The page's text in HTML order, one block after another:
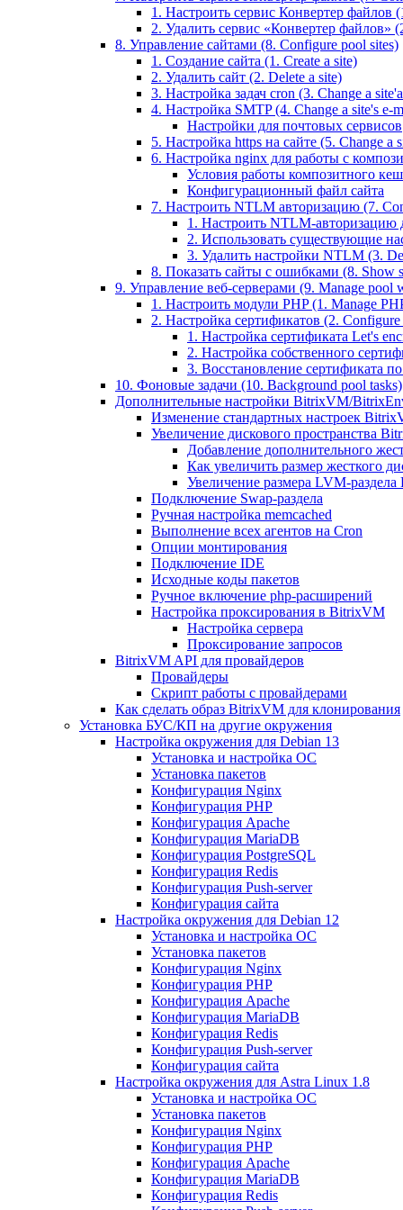
1. Настроить сервис Конвертер файлов
2. Удалить сервис «Конвертер файлов»
8. Управление сайтами (8. Configure pool sites)
1. Создание сайта (1. Create a site)
2. Удалить сайт (2. Delete a site)
3. Настройка задач cron (3. Change a
4. Настройка SMTP (4. Change a site's e-
Настройки для почтовых сервисов
5. Настройка https на сайте (5. Change a
6. Настройка nginx для работы с
Условия работы композитного
Конфигурационный файл сайта
7. Настроить NTLM авторизацию (7.
1. Настроить NTLM-авторизацию
2. Использовать существующие
3. Удалить настройки NTLM (3.
8. Показать сайты с ошибками (8. Show
9. Управление веб-серверами (9. Manage pool
1. Настроить модули PHP (1. Manage
2. Настройка сертификатов (2. Configure
1. Настройка сертификата Let's
2. Настройка собственного
3. Восстановление сертификата
10. Фоновые задачи (10. Background pool tasks)
Дополнительные настройки BitrixVM/
Изменение стандартных настроек
Увеличение дискового пространства
Добавление дополнительного
Как увеличить размер жесткого
Увеличение размера LVM-
Подключение Swap-раздела
Ручная настройка memcached
Выполнение всех агентов на Cron
Опции монтирования
Подключение IDE
Исходные коды пакетов
Ручное включение php-расширений
Настройка проксирования в BitrixVM
Настройка сервера
Проксирование запросов
BitrixVM API для провайдеров
Провайдеры
Скрипт работы с провайдерами
Как сделать образ BitrixVM для клонирования
Установка БУС/КП на другие окружения
Настройка окружения для Debian 13
Установка и настройка ОС
Установка пакетов
Конфигурация Nginx
Конфигурация PHP
Конфигурация Apache
Конфигурация MariaDB
Конфигурация PostgreSQL
Конфигурация Redis
Конфигурация Push-server
Конфигурация сайта
Настройка окружения для Debian 12
Установка и настройка ОС
Установка пакетов
Конфигурация Nginx
Конфигурация PHP
Конфигурация Apache
Конфигурация MariaDB
Конфигурация Redis
Конфигурация Push-server
Конфигурация сайта
Настройка окружения для Astra Linux 1.8
Установка и настройка ОС
Установка пакетов
Конфигурация Nginx
Конфигурация PHP
Конфигурация Apache
Конфигурация MariaDB
Конфигурация Redis